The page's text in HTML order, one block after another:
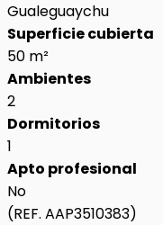
Gualeguaychu
Superficie cubierta
50 m²
Ambientes
2
Dormitorios
1
Apto profesional
No
(REF. AAP3510383)